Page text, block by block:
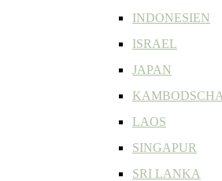
INDONESIEN
ISRAEL
JAPAN
KAMBODSCHA
LAOS
SINGAPUR
SRI LANKA